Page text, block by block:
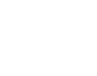
số lượng